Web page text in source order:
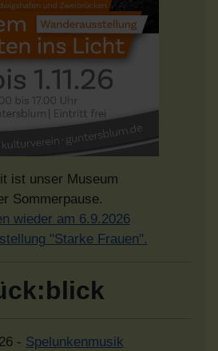
ist unser Museum
Sommerpause.
wieder am 6.9.2026
"Starke Frauen".
- Spelunkenmusik